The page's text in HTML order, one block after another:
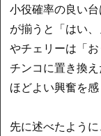
小役確率の良い
が揃うと「はい
やチェリーは「
チンコに置き換
ほどよい興奮を感
先に述べたよう